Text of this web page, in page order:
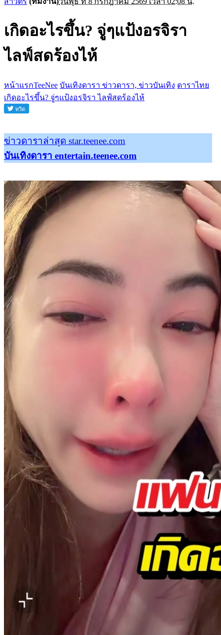
เกิดอะไรขึ้น? จู่ๆแป้งอรจิรา
ไลฟ์สดร้องไห้
หน้าแรกTeeNee บันเทิงดารา ข่าวดารา, ข่าวบันเทิง ดาราไทย
เกิดอะไรขึ้น? จู่ๆแป้งอรจิรา ไลฟ์สดร้องไห้
ข่าวดาราล่าสุด star.teenee.com
บันเทิงดารา entertain.teenee.com